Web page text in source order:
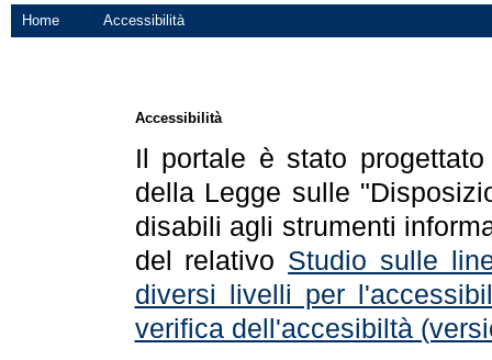
Home Accessibilità
Accessibilità
Il portale è stato
della Legge sulle
disabili agli strumenti
del relativo Studio sulle
diversi livelli per
verifica dell'accesibiltà